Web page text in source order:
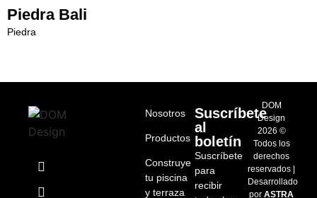
Piedra Bali
Piedra
Nosotros
Productos
Construye
tu piscina
y terraza
Suscríbete
al
boletín
Suscríbete
para
recibir
DOM
Design
2026 ©
Todos los
derechos
reservados |
Desarrollado
porASTRA